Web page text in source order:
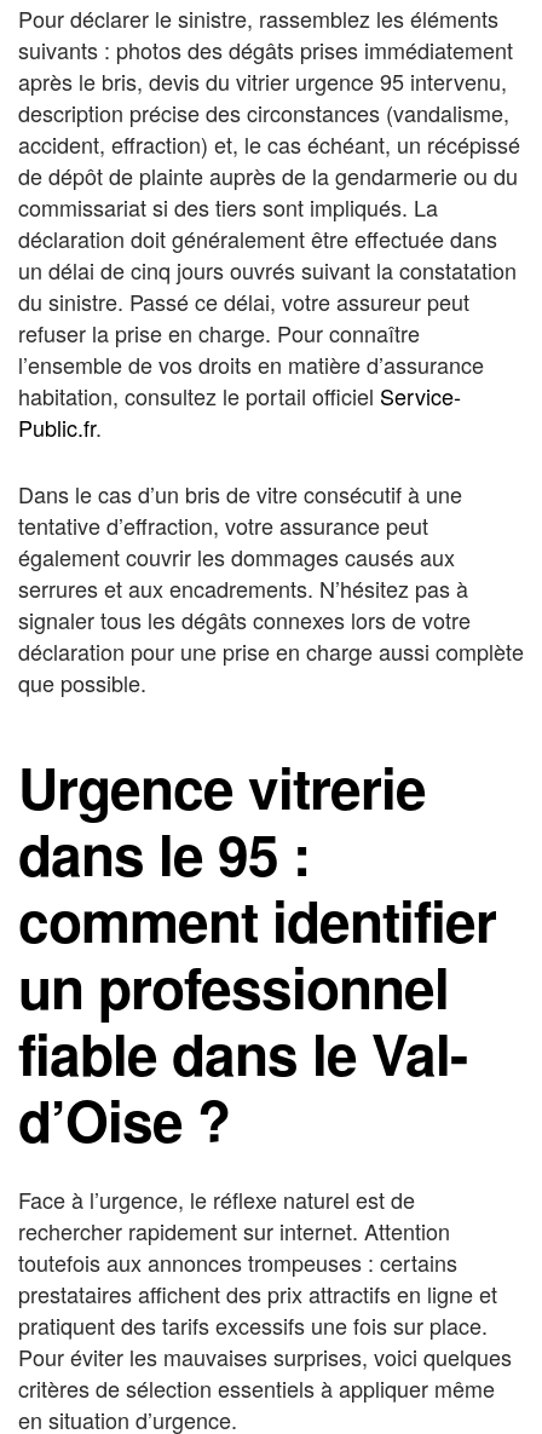
Pour déclarer le sinistre, rassemblez les éléments
suivants : photos des dégâts prises immédiatement
après le bris, devis du vitrier urgence 95 intervenu,
description précise des circonstances (vandalisme,
accident, effraction) et, le cas échéant, un récépissé
de dépôt de plainte auprès de la gendarmerie ou du
commissariat si des tiers sont impliqués. La
déclaration doit généralement être effectuée dans
un délai de cinq jours ouvrés suivant la constatation
du sinistre. Passé ce délai, votre assureur peut
refuser la prise en charge. Pour connaître
l’ensemble de vos droits en matière d’assurance
habitation, consultez le portail officiel Service-
Public.fr.
Dans le cas d’un bris de vitre consécutif à une
tentative d’effraction, votre assurance peut
également couvrir les dommages causés aux
serrures et aux encadrements. N’hésitez pas à
signaler tous les dégâts connexes lors de votre
déclaration pour une prise en charge aussi complète
que possible.
Urgence vitrerie
dans le 95 :
comment identifier
un professionnel
fiable dans le Val-
d’Oise ?
Face à l’urgence, le réflexe naturel est de
rechercher rapidement sur internet. Attention
toutefois aux annonces trompeuses : certains
prestataires affichent des prix attractifs en ligne et
pratiquent des tarifs excessifs une fois sur place.
Pour éviter les mauvaises surprises, voici quelques
critères de sélection essentiels à appliquer même
en situation d’urgence.